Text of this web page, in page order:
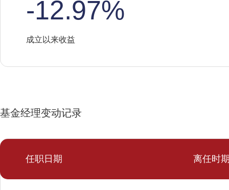
-12.97%
成立以来收益
基金经理变动记录
任职日期 离任时